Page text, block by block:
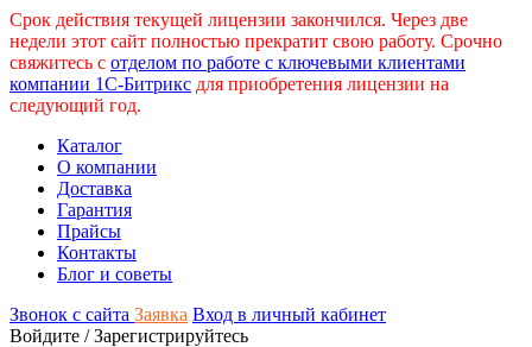
Срок действия текущей лицензии закончился. Через две
недели этот сайт полностью прекратит свою работу. Срочно
свяжитесь с отделом по работе с ключевыми клиентами
компании 1С-Битрикс для приобретения лицензии на
следующий год.
Каталог
О компании
Доставка
Гарантия
Прайсы
Контакты
Блог и советы
Звонок с сайта Заявка Вход в личный кабинет
Войдите /Зарегистрируйтесь